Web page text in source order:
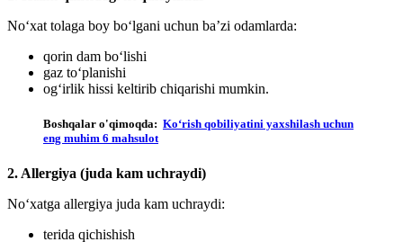
No‘xat tolaga boy bo‘lgani uchun ba’zi odamlarda:
qorin dam bo‘lishi
gaz to‘planishi
og‘irlik hissi keltirib chiqarishi mumkin.
Boshqalar o'qimoqda: Ko‘rish qobiliyatini yaxshilash uchun
eng muhim 6 mahsulot
2. Allergiya (juda kam uchraydi)
No‘xatga allergiya juda kam uchraydi:
terida qichishish